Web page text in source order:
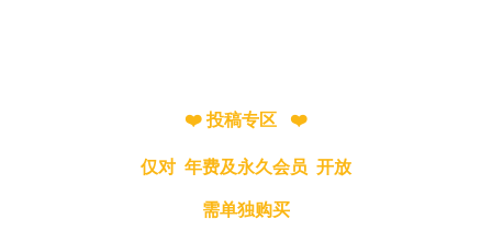
❤️ 投稿专区 ❤️
仅对 年费及永久会员 开放
需单独购买